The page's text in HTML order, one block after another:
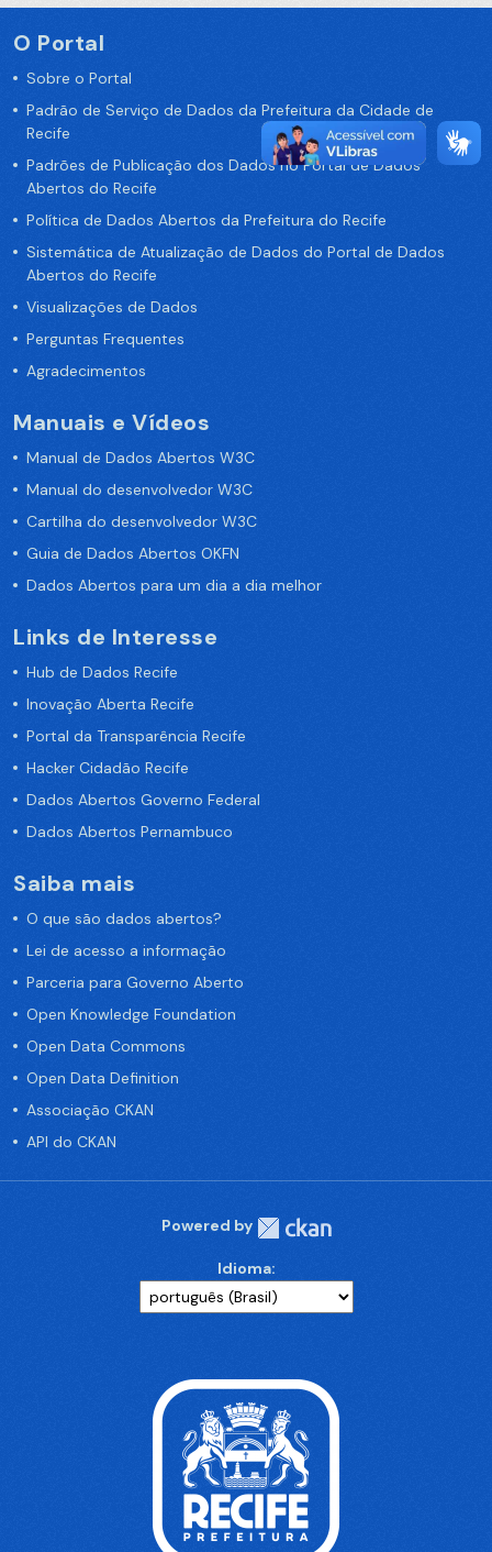
O Portal
Sobre o Portal
Padrão de Serviço de Dados da Prefeitura da Cidade de
Recife
Padrões de Publicação dos Dados no Portal de Dados
Abertos do Recife
Política de Dados Abertos da Prefeitura do Recife
Sistemática de Atualização de Dados do Portal de Dados
Abertos do Recife
Visualizações de Dados
Perguntas Frequentes
Agradecimentos
Manuais e Vídeos
Manual de Dados Abertos W3C
Manual do desenvolvedor W3C
Cartilha do desenvolvedor W3C
Guia de Dados Abertos OKFN
Dados Abertos para um dia a dia melhor
Links de Interesse
Hub de Dados Recife
Inovação Aberta Recife
Portal da Transparência Recife
Hacker Cidadão Recife
Dados Abertos Governo Federal
Dados Abertos Pernambuco
Saiba mais
O que são dados abertos?
Lei de acesso a informação
Parceria para Governo Aberto
Open Knowledge Foundation
Open Data Commons
Open Data Definition
Associação CKAN
API do CKAN
Powered by
Idioma